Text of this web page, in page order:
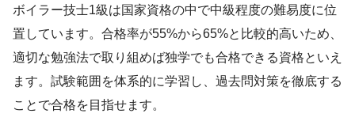
ボイラー技士1級は国家資格の中で中級程度の難易度に位
置しています。合格率が55%から65%と比較的高いため、
適切な勉強法で取り組めば独学でも合格できる資格といえ
ます。試験範囲を体系的に学習し、過去問対策を徹底する
ことで合格を目指せます。